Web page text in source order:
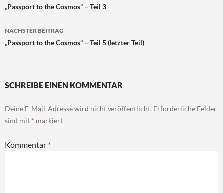
„Passport to the Cosmos“ – Teil 3
NÄCHSTER BEITRAG
„Passport to the Cosmos“ – Teil 5 (letzter Teil)
SCHREIBE EINEN KOMMENTAR
Deine E-Mail-Adresse wird nicht veröffentlicht. Erforderliche Felder
sind mit * markiert
Kommentar *